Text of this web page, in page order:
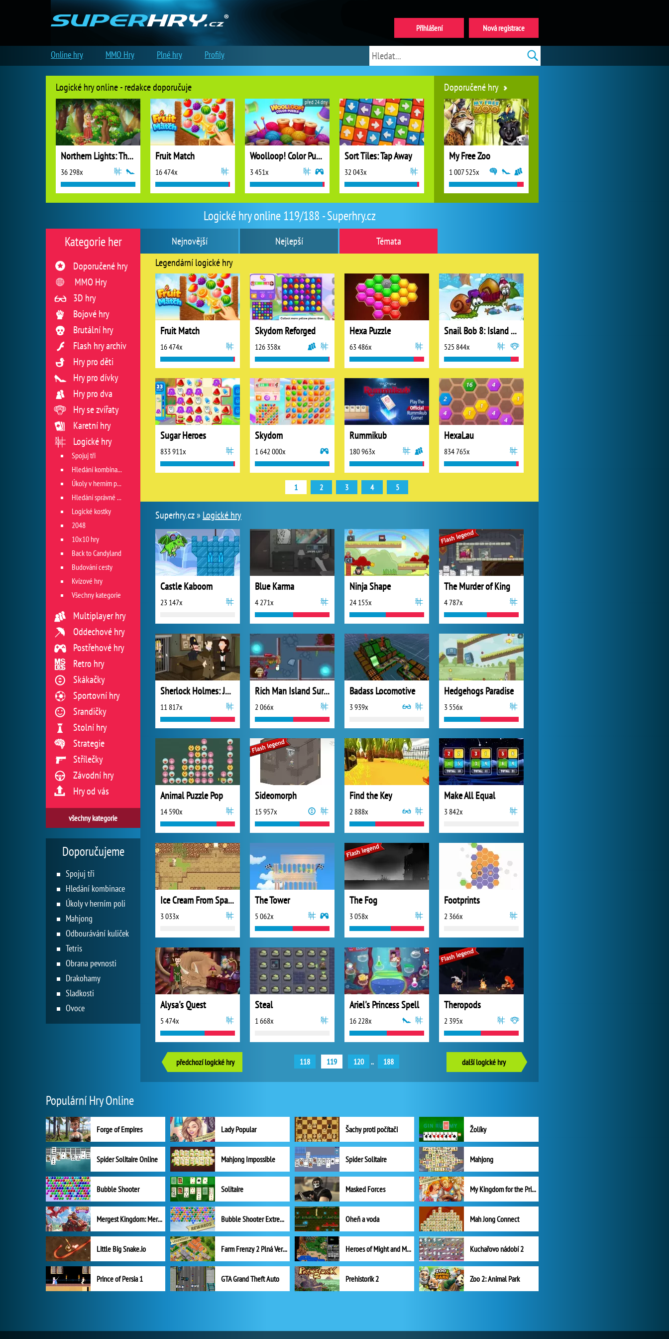
Logické hry online 119/188 - Superhry.cz
Nejnovější Nejlepší
Témata
Legendární logické hry
Fruit Match
16 474x
Skydom Reforged
126 358x
Hexa Puzzle
63 486x
Snail Bob 8: Island Story
525 844x
Sugar Heroes
833 911x
Skydom
1 642 000x
Rummikub
180 963x
HexaLau
834 765x
1 2 3 4 5
Superhry.cz » Logické hry
Castle Kaboom
23 147x
Blue Karma
4 271x
Ninja Shape
24 155x
The Murder of King
4 787x
Sherlock Holmes: Johnston Murder
11 817x
Rich Man Island Survival
2 066x
Badass Locomotive
3 939x
Hedgehogs Paradise
3 556x
Animal Puzzle Pop
14 590x
Sideomorph
15 957x
Find the Key
2 888x
Make All Equal
3 842x
Ice Cream From Space
3 033x
The Tower
5 062x
The Fog
3 058x
Footprints
2 366x
Alysa's Quest
5 474x
Steal
1 668x
Ariel's Princess Spell
16 228x
Theropods
2 395x
předchozí logické hry 118 119 120 .. 188 další logické hry
Kategorie her
Doporučené hry
MMO Hry
3D hry
Bojové hry
Brutální hry
Flash hry archiv
Hry pro děti
Hry pro dívky
Hry pro dva
Hry se zvířaty
Karetní hry
Logické hry
Spojuj tři
Hledání kombinace
Úkoly v herním poli
Hledání správné cesty
Logické kostky
2048
10x10 hry
Back to Candyland
Budování cesty
Kvízové hry
Všechny kategorie
Multiplayer hry
Oddechové hry
Postřehové hry
Retro hry
Skákačky
Sportovní hry
Srandičky
Stolní hry
Strategie
Střílečky
Závodní hry
Hry od vás
všechny kategorie
Doporučujeme
Spojuj tři
Hledání kombinace
Úkoly v herním poli
Mahjong
Odbourávání kuliček
Tetris
Obrana pevnosti
Drakohamy
Sladkosti
Ovoce
Logické hry online - redakce doporučuje
Northern Lights: The Secret of the Forest
36 298x
Fruit Match
16 474x
Woolloop! Color Puzzle
3 451x
před 24 dny
Sort Tiles: Tap Away
32 043x
Doporučené hry
My Free Zoo
1 007 525x
1 822 577x
Zoo 2: Animal Park
244 969x
Lady Popular
Populární Hry Online
Forge of Empires Lady Popular Šachy proti počítači Žolíky
Spider Solitaire Online Mahjong Impossible Spider Solitaire Mahjong
Bubble Shooter Solitaire Masked Forces My Kingdom for the Princess Plná verze
Mergest Kingdom: Merge Puzzle Bubble Shooter Extreme Oheň a voda Mah Jong Connect
Little Big Snake.io Farm Frenzy 2 Plná Verze Heroes of Might and Magic II Kuchařovo nádobí 2
Prince of Persia 1 GTA Grand Theft Auto Prehistorik 2 Zoo 2: Animal Park
Nová registrace
Přihlášení
Online hry MMO Hry Plné hry Profily